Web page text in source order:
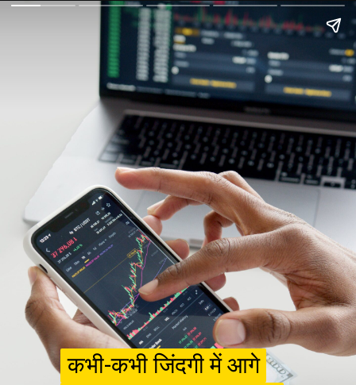
कभी-कभी जिंदगी में आगे
कभी-कभी जिंदगी में आगे